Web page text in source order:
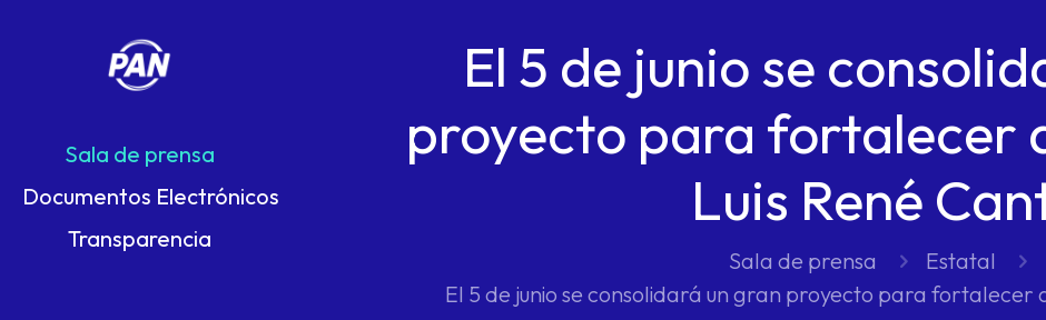
Sala de prensa
Documentos Electrónicos
Transparencia
El 5 de junio se
proyecto para fortalecer
Luis René
Sala de prensa
Estatal
El 5 de junio se consolidará un gran proyecto para fortalecer